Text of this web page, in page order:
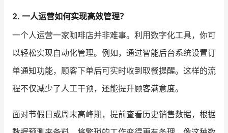
2. 一人运营如何实现高效管理？
一个人运营一家咖啡店并非难事。利用数字化工具，你可
以轻松实现自动化管理。例如，通过智能后台系统设置订
单通知功能，顾客下单后可实时收到取餐提醒。这样的流
程不仅减少了人工干预，还能提升顾客满意度。
面对节假日或周末高峰期，提前查看历史销售数据，根据